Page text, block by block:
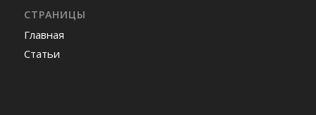
СТРАНИЦЫ
Главная
Статьи